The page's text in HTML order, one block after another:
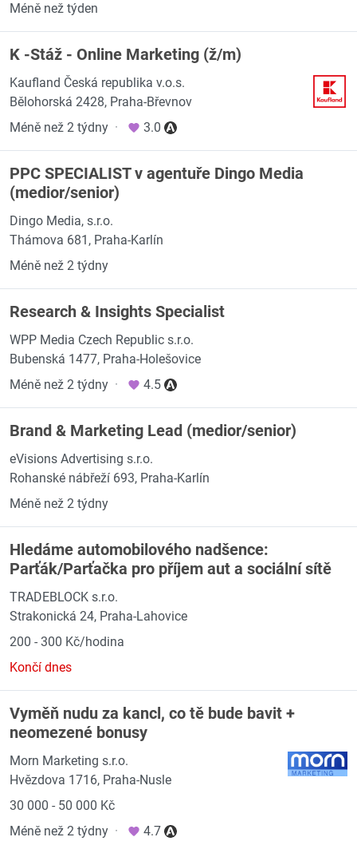
Méně než týden
K -Stáž - Online Marketing (ž/m)
Kaufland Česká republika v.o.s.
Bělohorská 2428, Praha-Břevnov
Méně než 2 týdny · 3.0
PPC SPECIALIST v agentuře Dingo Media
(medior/senior)
Dingo Media, s.r.o.
Thámova 681, Praha-Karlín
Méně než 2 týdny
Research & Insights Specialist
WPP Media Czech Republic s.r.o.
Bubenská 1477, Praha-Holešovice
Méně než 2 týdny · 4.5
Brand & Marketing Lead (medior/senior)
eVisions Advertising s.r.o.
Rohanské nábřeží 693, Praha-Karlín
Méně než 2 týdny
Hledáme automobilového nadšence:
Parťák/Parťačka pro příjem aut a sociální sítě
TRADEBLOCK s.r.o.
Strakonická 24, Praha-Lahovice
200 - 300 Kč/hodina
Končí dnes
Vyměň nudu za kancl, co tě bude bavit +
neomezené bonusy
Morn Marketing s.r.o.
Hvězdova 1716, Praha-Nusle
30 000 - 50 000 Kč
Méně než 2 týdny · 4.7